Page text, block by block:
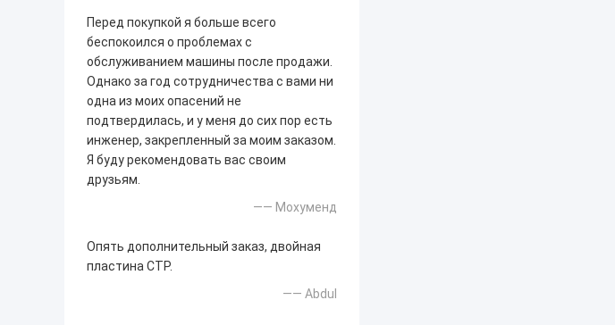
Перед покупкой я больше всего
беспокоился о проблемах с
обслуживанием машины после продажи.
Однако за год сотрудничества с вами ни
одна из моих опасений не
подтвердилась, и у меня до сих пор есть
инженер, закрепленный за моим заказом.
Я буду рекомендовать вас своим
друзьям.
—— Мохуменд
Опять дополнительный заказ, двойная
пластина CTP.
—— Abdul